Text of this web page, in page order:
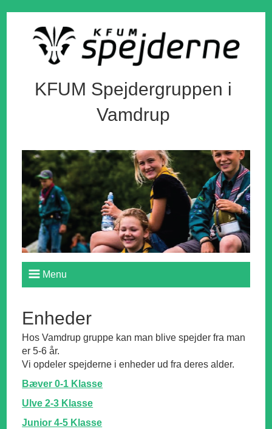
KFUM Spejdergruppen i
Vamdrup
Menu
Enheder
Hos Vamdrup gruppe kan man blive spejder fra man
er 5-6 år.
Vi opdeler spejderne i enheder ud fra deres alder.
Bæver 0-1 Klasse
Ulve 2-3 Klasse
Junior 4-5 Klasse